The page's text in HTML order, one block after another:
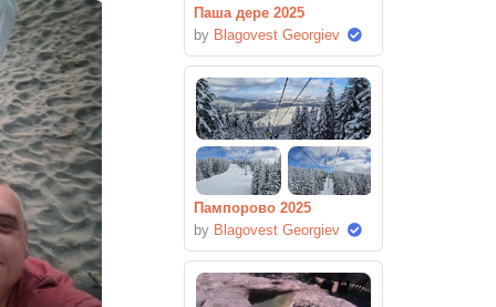
Паша дере 2025
by Blagovest Georgiev
Пампорово 2025
by Blagovest Georgiev